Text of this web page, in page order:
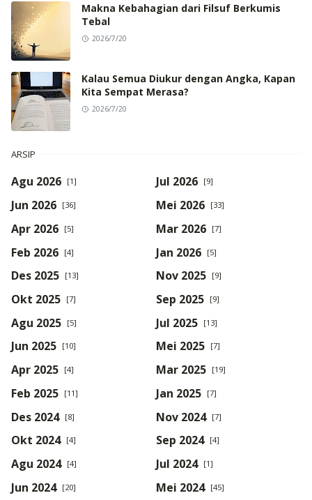
Makna Kebahagian dari Filsuf Berkumis
Tebal
2026/7/20
Kalau Semua Diukur dengan Angka, Kapan
Kita Sempat Merasa?
2026/7/20
ARSIP
Agu 2026 [1] Jul 2026 [9]
Jun 2026 [36] Mei 2026 [33]
Apr 2026 [5] Mar 2026 [7]
Feb 2026 [4] Jan 2026 [5]
Des 2025 [13] Nov 2025 [9]
Okt 2025 [7] Sep 2025 [9]
Agu 2025 [5] Jul 2025 [13]
Jun 2025 [10] Mei 2025 [7]
Apr 2025 [4] Mar 2025 [19]
Feb 2025 [11] Jan 2025 [7]
Des 2024 [8] Nov 2024 [7]
Okt 2024 [4] Sep 2024 [4]
Agu 2024 [4] Jul 2024 [1]
Jun 2024 [20] Mei 2024 [45]